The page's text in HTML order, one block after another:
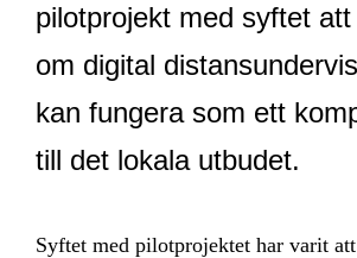
pilotprojekt med syftet
om digital
kan fungera som ett
till det lokala utbudet.
Syftet med pilotprojektet har varit